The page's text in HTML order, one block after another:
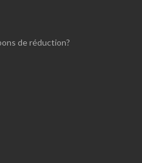
de réduction?